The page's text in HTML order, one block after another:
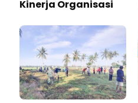
Kinerja Organisasi